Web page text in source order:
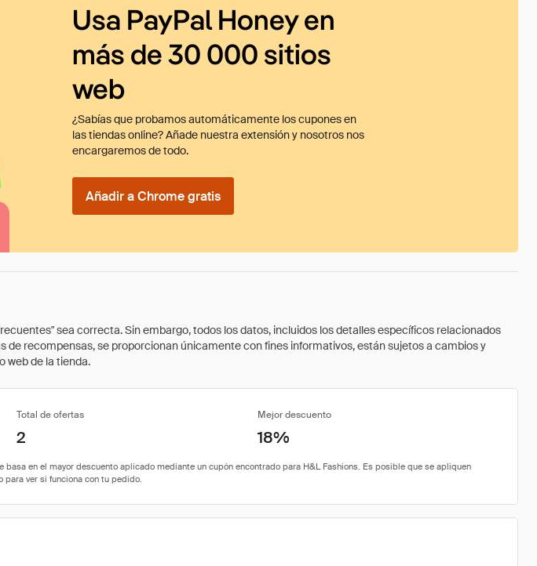
Usa PayPal Honey en
más de 30 000 sitios
web
¿Sabías que probamos automáticamente los cupones en
las tiendas online? Añade nuestra extensión y nosotros nos
encargaremos de todo.
Añadir a Chrome gratis
sea correcta. Sin embargo, todos los datos, incluidos los detalles específicos relacionados
recompensas, se proporcionan únicamente con fines informativos, están sujetos a cambios y
web de la tienda.
Total de ofertas Mejor descuento
2 18%